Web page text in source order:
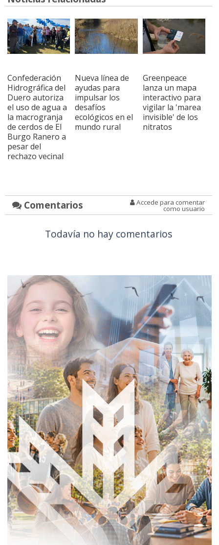
Confederación
Hidrográfica del
Duero autoriza
el uso de agua a
la macrogranja
de cerdos de El
Burgo Ranero a
pesar del
rechazo vecinal
Nueva línea de
ayudas para
impulsar los
desafíos
ecológicos en el
mundo rural
Greenpeace
lanza un mapa
interactivo para
vigilar la 'marea
invisible' de los
nitratos
Comentarios Accede para comentar
como usuario
Todavía no hay comentarios